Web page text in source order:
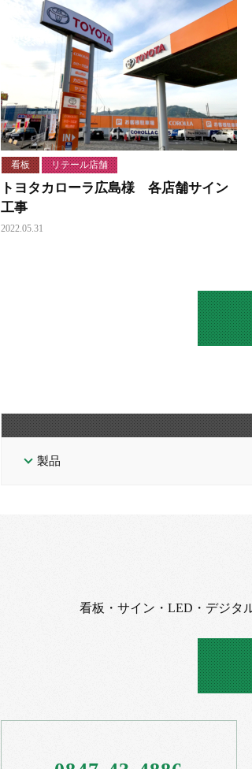
看板 リテール店舗
トヨタカローラ広島様 各店舗サイン
工事
2022.05.31
製品
看板・サイン・LED・デジタ